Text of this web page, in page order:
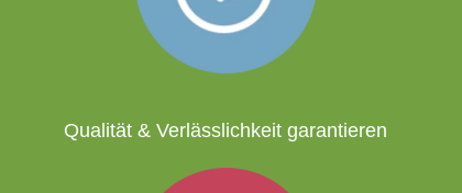
Qualität & Verlässlichkeit garantieren